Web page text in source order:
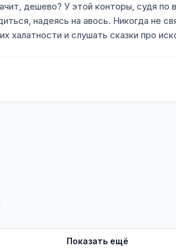
дешево? У этой конторы, судя по
надеясь на авось. Никогда не
халатности и слушать сказки про
Показать ещё